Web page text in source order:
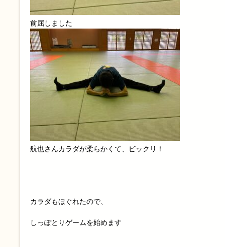
前屈しました
航也さんカラダが柔らかくて、ビックリ！
カラダもほぐれたので、
しっぽとりゲームを始めます